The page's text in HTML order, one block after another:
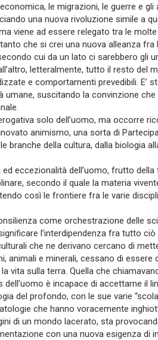
le migrazioni, le guerre e
una nuova rivoluzione simile a
viene ad essere relegato tra le
che si crei una nuova alleanza
cui da un lato ci sarebbero gli
letteralmente, tutto il resto del
e comportamenti prevedibili. E’
umane, suscitando la convinzione
solo dell’uomo, ma occorre
animismo, una sorta di
branche della cultura, dalla biologia
ed eccezionalità dell’uomo, frutto
secondo il quale la materia
così le frontiere fra le varie
come orchestrazione delle
l’interdipendenza fra tutto ciò
che ne derivano cercano di
animali e minerali, cessano di
vita sulla terra. Quella che
dell’uomo è incapace di accettarne il
del profondo, con le sue varie
che hanno voracemente
di un mondo lacerato, sta
con una nuova esigenza di